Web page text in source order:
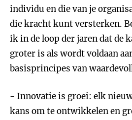
individu en die van je
die kracht kunt versterken.
ik in de loop der jaren dat de
groter is als wordt voldaan
basisprincipes van
- Innovatie is groei: elk
kans om te ontwikkelen en